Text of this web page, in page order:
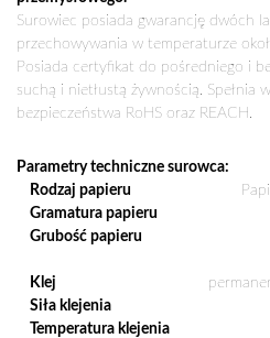
Surowiec posiada gwarancję dwóch
przechowywania w temperaturze
Posiada certyfikat do pośredniego i
suchą i nietłustą żywnością. Spełnia
bezpieczeństwa RoHS oraz REACH.
Parametry techniczne surowca:
Rodzaj papieru
Gramatura papieru
Grubość papieru
Klej
Siła klejenia
Temperatura klejenia